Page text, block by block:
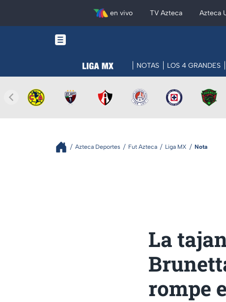
en vivo TV Azteca Azteca
NOTAS LOS 4 GRANDES
Azteca Deportes Fut Azteca Liga MX Nota
La
rompe